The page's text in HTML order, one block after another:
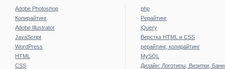
Adobe Photoshop
Копирайтинг
Adobe Illustrator
JavaScript
WordPress
HTML
CSS
php
Рерайтинг
jQuery
Верстка HTML и CSS
рерайтинг, копирайтинг
MySQL
Дизайн: Логотипы, Визитки,